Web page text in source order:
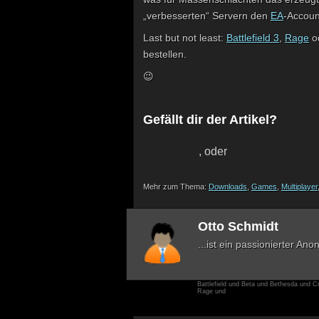
„verbesserten“ Servern den EA-
Last but not least: Battlefield 3 Rage
bestellen.
😉
Gefällt dir der Artikel?
, oder
Mehr zum Thema: Downloads Games Multiplayer
Otto Schmidt
...ist ein passionierter
Battlefield und Beta und Bethesda und
Rage und